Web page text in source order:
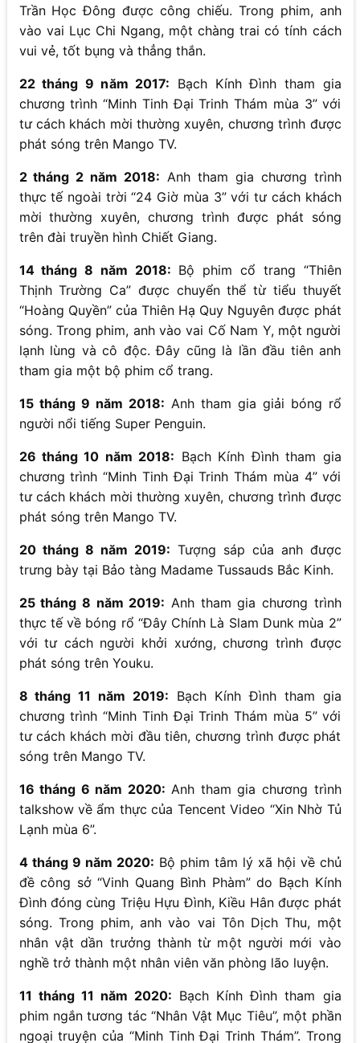
Trần Học Đông được công chiếu. Trong phim, anh
vào vai Lục Chi Ngang, một chàng trai có tính cách
vui vẻ, tốt bụng và thẳng thắn.
22 tháng 9 năm 2017: Bạch Kính Đình tham gia
chương trình “Minh Tinh Đại Trinh Thám mùa 3” với
tư cách khách mời thường xuyên, chương trình được
phát sóng trên Mango TV.
2 tháng 2 năm 2018: Anh tham gia chương trình
thực tế ngoài trời “24 Giờ mùa 3” với tư cách khách
mời thường xuyên, chương trình được phát sóng
trên đài truyền hình Chiết Giang.
14 tháng 8 năm 2018: Bộ phim cổ trang “Thiên
Thịnh Trường Ca” được chuyển thể từ tiểu thuyết
“Hoàng Quyền” của Thiên Hạ Quy Nguyên được phát
sóng. Trong phim, anh vào vai Cố Nam Y, một người
lạnh lùng và cô độc. Đây cũng là lần đầu tiên anh
tham gia một bộ phim cổ trang.
15 tháng 9 năm 2018: Anh tham gia giải bóng rổ
người nổi tiếng Super Penguin.
26 tháng 10 năm 2018: Bạch Kính Đình tham gia
chương trình “Minh Tinh Đại Trinh Thám mùa 4” với
tư cách khách mời thường xuyên, chương trình được
phát sóng trên Mango TV.
20 tháng 8 năm 2019: Tượng sáp của anh được
trưng bày tại Bảo tàng Madame Tussauds Bắc Kinh.
25 tháng 8 năm 2019: Anh tham gia chương trình
thực tế về bóng rổ “Đây Chính Là Slam Dunk mùa 2”
với tư cách người khởi xướng, chương trình được
phát sóng trên Youku.
8 tháng 11 năm 2019: Bạch Kính Đình tham gia
chương trình “Minh Tinh Đại Trinh Thám mùa 5” với
tư cách khách mời đầu tiên, chương trình được phát
sóng trên Mango TV.
16 tháng 6 năm 2020: Anh tham gia chương trình
talkshow về ẩm thực của Tencent Video “Xin Nhờ Tủ
Lạnh mùa 6”.
4 tháng 9 năm 2020: Bộ phim tâm lý xã hội về chủ
đề công sở “Vinh Quang Bình Phàm” do Bạch Kính
Đình đóng cùng Triệu Hựu Đình, Kiều Hân được phát
sóng. Trong phim, anh vào vai Tôn Dịch Thu, một
nhân vật dần trưởng thành từ một người mới vào
nghề trở thành một nhân viên văn phòng lão luyện.
11 tháng 11 năm 2020: Bạch Kính Đình tham gia
phim ngắn tương tác “Nhân Vật Mục Tiêu”, một phần
ngoại truyện của “Minh Tinh Đại Trinh Thám”. Trong